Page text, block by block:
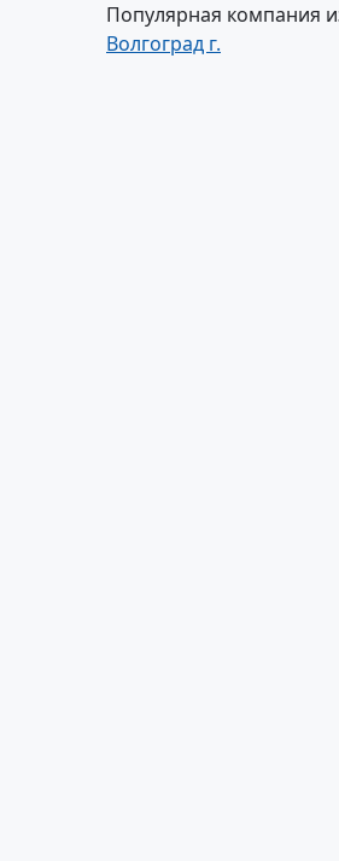
Популярная компания
Волгоград г.